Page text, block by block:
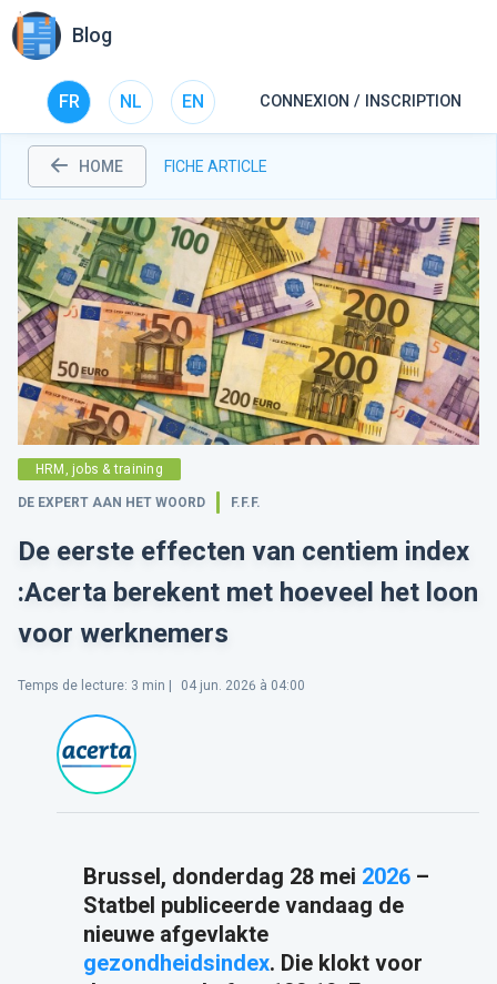
Blog
FR NL EN CONNEXION / INSCRIPTION
HOME FICHE ARTICLE
HRM, jobs & training
DE EXPERT AAN HET WOORD F.F.F.
De eerste effecten van centiem index
:Acerta berekent met hoeveel het loon
voor werknemers
Temps de lecture: 3 min | 04 jun. 2026 à 04:00
Brussel, donderdag 28 mei 2026–
Statbel publiceerde vandaag de
nieuwe afgevlakte
gezondheidsindex. Die klokt voor